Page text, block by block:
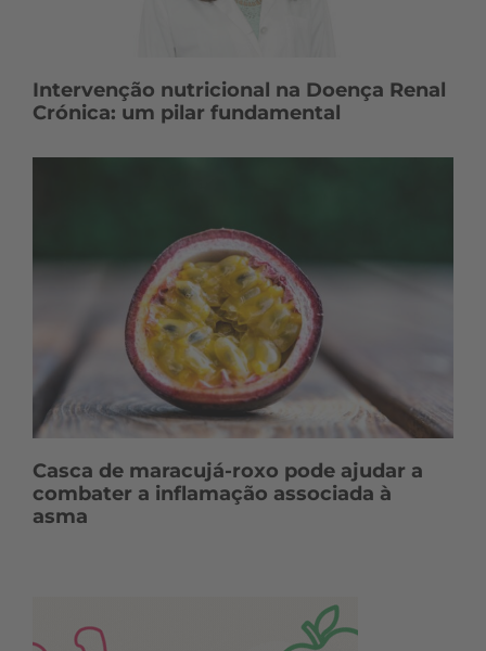
Intervenção nutricional na Doença Renal
Crónica: um pilar fundamental
Casca de maracujá-roxo pode ajudar a
combater a inflamação associada à
asma